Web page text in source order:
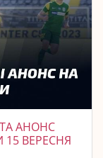
АНОНС
ВЕРЕСНЯ